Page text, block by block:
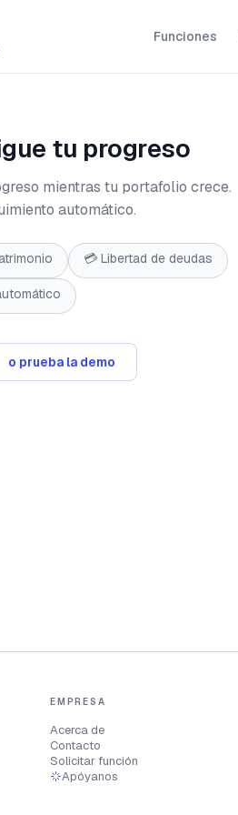
Funciones
tu progreso
mientras tu portafolio crece.
automático.
💳 Libertad de deudas
o prueba la demo
EMPRESA
Acerca de
Contacto
Solicitar función
Apóyanos